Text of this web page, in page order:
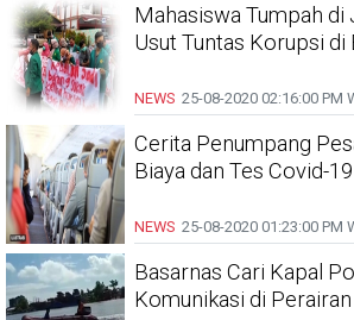
Mahasiswa Tumpah di
Usut Tuntas Korupsi di
NEWS 25-08-2020 02:16:00 PM
Cerita Penumpang
Biaya dan Tes Covid-19
NEWS 25-08-2020 01:23:00 PM
Basarnas Cari Kapal
Komunikasi di